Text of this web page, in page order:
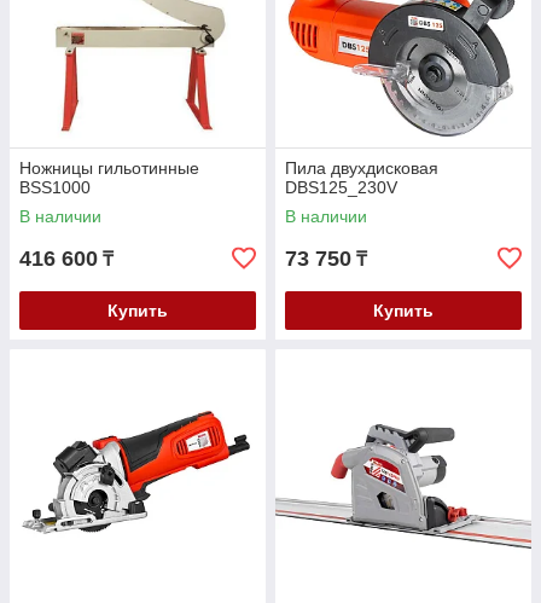
Ножницы гильотинные
BSS1000
В наличии
416 600 ₸
Купить
Пила двухдисковая
DBS125_230V
В наличии
73 750 ₸
Купить